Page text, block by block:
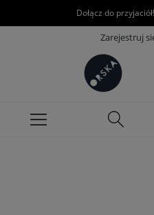
Dołącz do
Zarejestruj